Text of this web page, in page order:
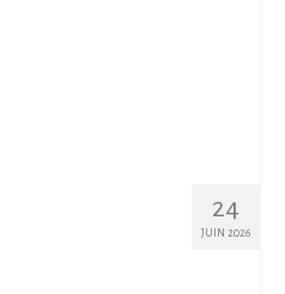
24
JUIN 2026